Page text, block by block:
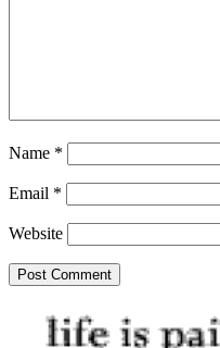
Name *
Email *
Website